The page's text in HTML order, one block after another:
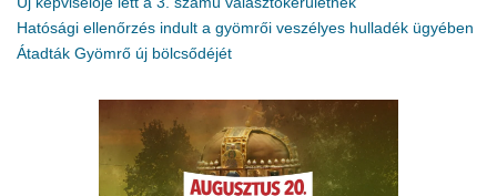
Hatósági ellenőrzés indult a gyömrői veszélyes hulladék ügyében
Átadták Gyömrő új bölcsődéjét